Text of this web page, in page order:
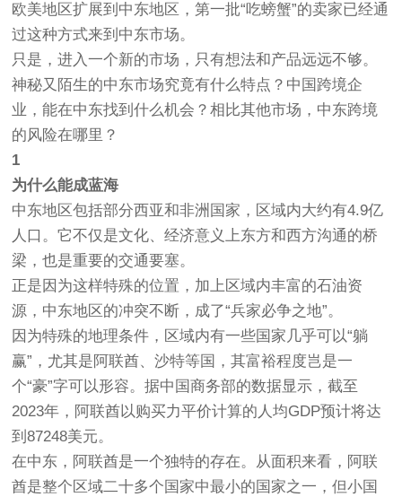
欧美地区扩展到中东地区，第一批“吃螃蟹”的卖家已经通
过这种方式来到中东市场。
只是，进入一个新的市场，只有想法和产品远远不够。
神秘又陌生的中东市场究竟有什么特点？中国跨境企
业，能在中东找到什么机会？相比其他市场，中东跨境
的风险在哪里？
1
为什么能成蓝海
中东地区包括部分西亚和非洲国家，区域内大约有4.9亿
人口。它不仅是文化、经济意义上东方和西方沟通的桥
梁，也是重要的交通要塞。
正是因为这样特殊的位置，加上区域内丰富的石油资
源，中东地区的冲突不断，成了“兵家必争之地”。
因为特殊的地理条件，区域内有一些国家几乎可以“躺
赢”，尤其是阿联酋、沙特等国，其富裕程度岂是一
个“豪”字可以形容。据中国商务部的数据显示，截至
2023年，阿联酋以购买力平价计算的人均GDP预计将达
到87248美元。
在中东，阿联酋是一个独特的存在。从面积来看，阿联
酋是整个区域二十多个国家中最小的国家之一，但小国